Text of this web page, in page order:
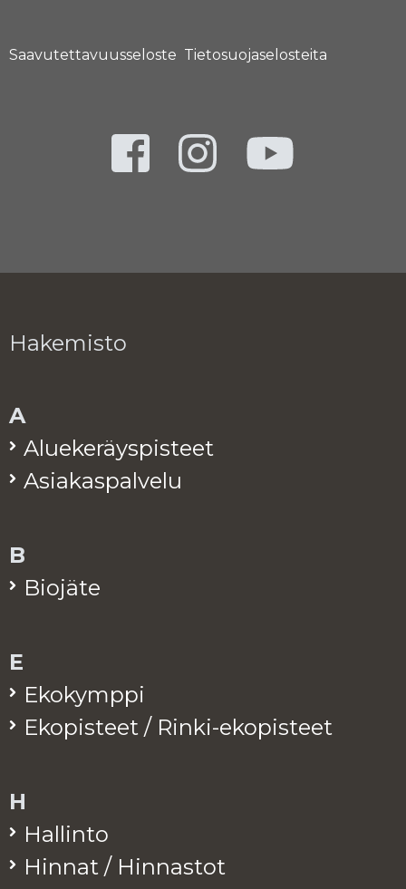
Saavutettavuusseloste Tietosuojaselosteita
Hakemisto
A
Alue­ke­räys­pis­teet
Asia­kas­pal­ve­lu
B
Bio­jä­te
E
Eko­kymp­pi
Eko­pis­teet / Rinki-eko­pis­teet
H
Hal­lin­to
Hin­nat / Hin­nas­tot